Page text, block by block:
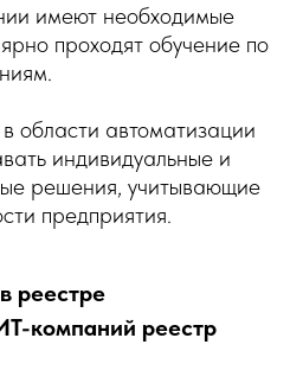
имеют необходимые
проходят обучение по
области автоматизации
индивидуальные и
решения, учитывающие
предприятия.
реестре
компаний реестр